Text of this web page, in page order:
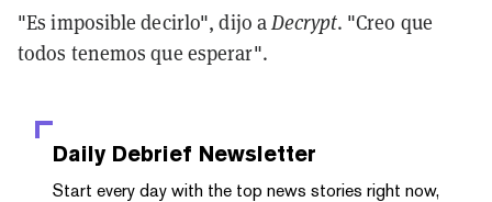
"Es imposible decirlo", dijo aDecrypt. "Creo que
todos tenemos que esperar".
Daily Debrief Newsletter
Start every day with the top news stories right now,